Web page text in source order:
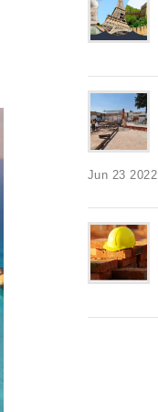
Jun 23 2022